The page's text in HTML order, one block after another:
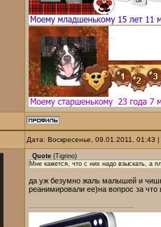
Дата: Воскресенье, 09.01.2011,
Quote (Tigrino)
Мне кажется, что с них надо взыскать, а
да уж безумно жаль малышей и
реанимировали ее)на вопрос за